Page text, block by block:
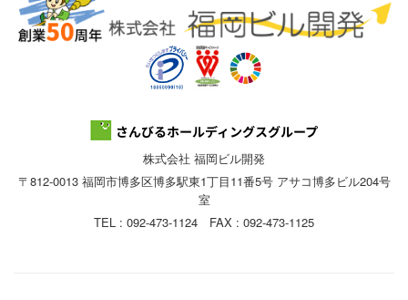
株式会社 福岡ビル開発
〒812-0013 福岡市博多区博多駅東1丁目11番5号 アサコ博多ビル204号
室
TEL : 092-473-1124 FAX : 092-473-1125